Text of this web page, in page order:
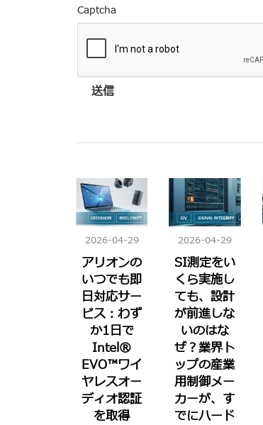
Captcha
送信
2026-04-29
アリオンの
いつでも即
日対応サー
ビス：わず
か1日で
Intel®
EVO™ワイ
ヤレスオー
ディオ認証
を取得
2026-04-29
SI測定をい
くら実施し
ても、設計
が前進しな
いのはな
ぜ？業界ト
ップの産業
用制御メー
カーが、す
でにハード